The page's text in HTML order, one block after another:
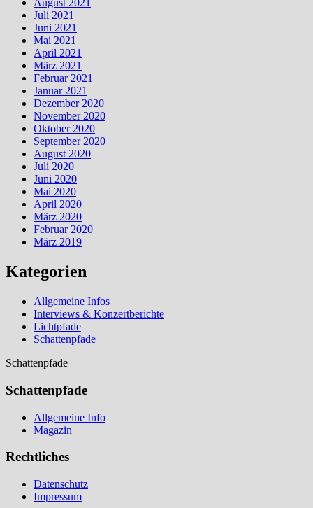
August 2021
Juli 2021
Juni 2021
Mai 2021
April 2021
März 2021
Februar 2021
Januar 2021
Dezember 2020
November 2020
Oktober 2020
September 2020
August 2020
Juli 2020
Juni 2020
Mai 2020
April 2020
März 2020
Februar 2020
März 2019
Kategorien
Allgemeine Infos
Interviews & Konzertberichte
Lichtpfade
Schattenpfade
Schattenpfade
Schattenpfade
Allgemeine Info
Magazin
Rechtliches
Datenschutz
Impressum